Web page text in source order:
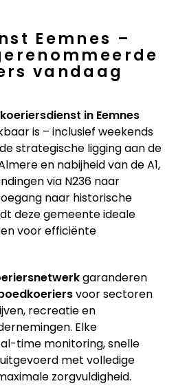
Eemnes –
vandaag
koeriersdienst in Eemnes
is – inclusief weekends
strategische ligging aan de
en nabijheid van de A1,
via N236 naar
naar historische
deze gemeente ideale
voor efficiënte
garanderen
voor sectoren
recreatie en
Elke
time monitoring, snelle
met volledige
zorgvuldigheid.